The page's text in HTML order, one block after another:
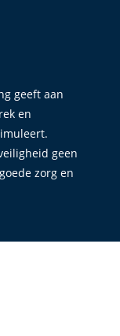
geeft aan
en
geen
zorg en